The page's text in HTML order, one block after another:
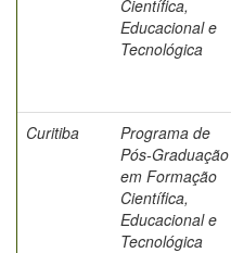
Científica,
Educacional e
Tecnológica
Curitiba
Programa de
Pós-Graduação
em Formação
Científica,
Educacional e
Tecnológica